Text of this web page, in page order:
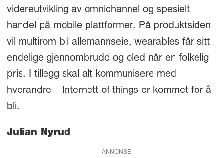
videreutvikling av omnichannel og spesielt
handel på mobile plattformer. På produktsiden
vil multirom bli allemannseie, wearables får sitt
endelige gjennombrudd og oled når en folkelig
pris. I tillegg skal alt kommunisere med
hverandre – Internett of things er kommet for å
bli.
Julian Nyrud
ANNONSE